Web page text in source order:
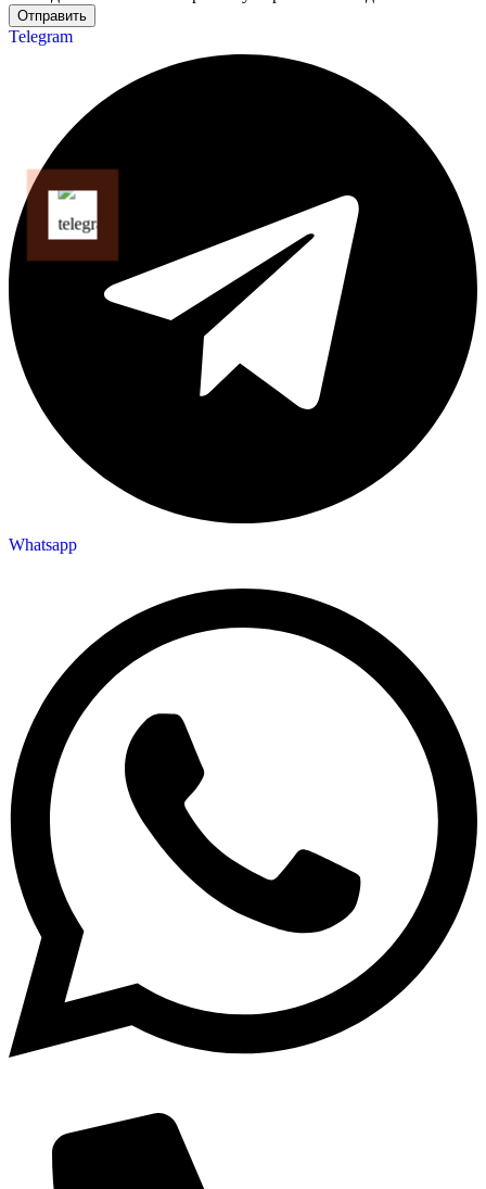
Отправить
Telegram
Whatsapp